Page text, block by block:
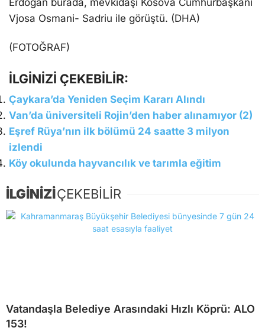
Erdoğan burada, mevkidaşı Kosova Cumhurbaşkanı
Vjosa Osmani- Sadriu ile görüştü. (DHA)
(FOTOĞRAF)
İLGİNİZİ ÇEKEBİLİR:
Çaykara’da Yeniden Seçim Kararı Alındı
Van’da üniversiteli Rojin’den haber alınamıyor (2)
Eşref Rüya’nın ilk bölümü 24 saatte 3 milyon
izlendi
Köy okulunda hayvancılık ve tarımla eğitim
İLGİNİZİÇEKEBİLİR
Vatandaşla Belediye Arasındaki Hızlı Köprü: ALO
153!